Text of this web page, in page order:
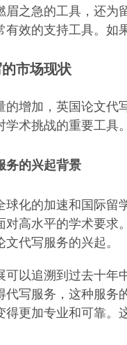
眉之急的工具，还为
有效的支持工具。如
市场现状
的增加，英国论文代
学术挑战的重要工具
务的兴起背景
球化的加速和国际留
对高水平的学术要求
代写服务的兴起。
可以追溯到过去十年
代写服务，这种服务
得更加专业和可靠。